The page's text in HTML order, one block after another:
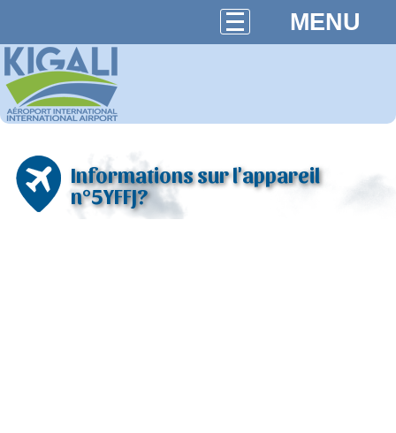
MENU
Informations sur l'appareil
n°5YFFJ?